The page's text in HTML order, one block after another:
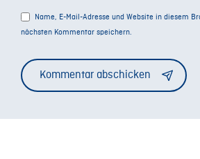
Name, E-Mail-Adresse und Website in diesem
nächsten Kommentar speichern.